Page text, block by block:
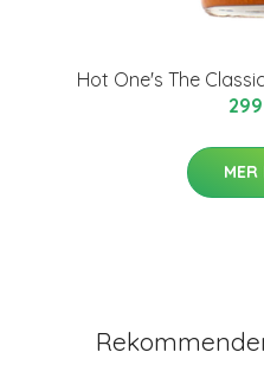
Hot One's The
MER